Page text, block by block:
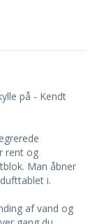
på - Kendt
rent og
Man åbner
i.
af vand og